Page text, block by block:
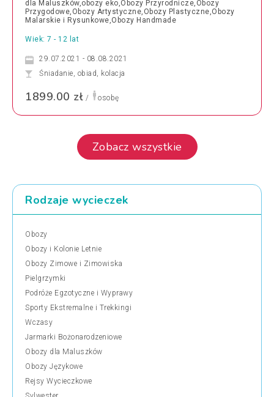
dla Maluszków,obozy eko,Obozy Przyrodnicze,Obozy
Przygodowe,Obozy Artystyczne,Obozy Plastyczne,Obozy
Malarskie i Rysunkowe,Obozy Handmade
Wiek: 7 - 12 lat
29.07.2021 - 08.08.2021
Śniadanie, obiad, kolacja
1899.00 zł / osobę
Zobacz wszystkie
Rodzaje wycieczek
Obozy
Obozy i Kolonie Letnie
Obozy Zimowe i Zimowiska
Pielgrzymki
Podróże Egzotyczne i Wyprawy
Sporty Ekstremalne i Trekkingi
Wczasy
Jarmarki Bożonarodzeniowe
Obozy dla Maluszków
Obozy Językowe
Rejsy Wycieczkowe